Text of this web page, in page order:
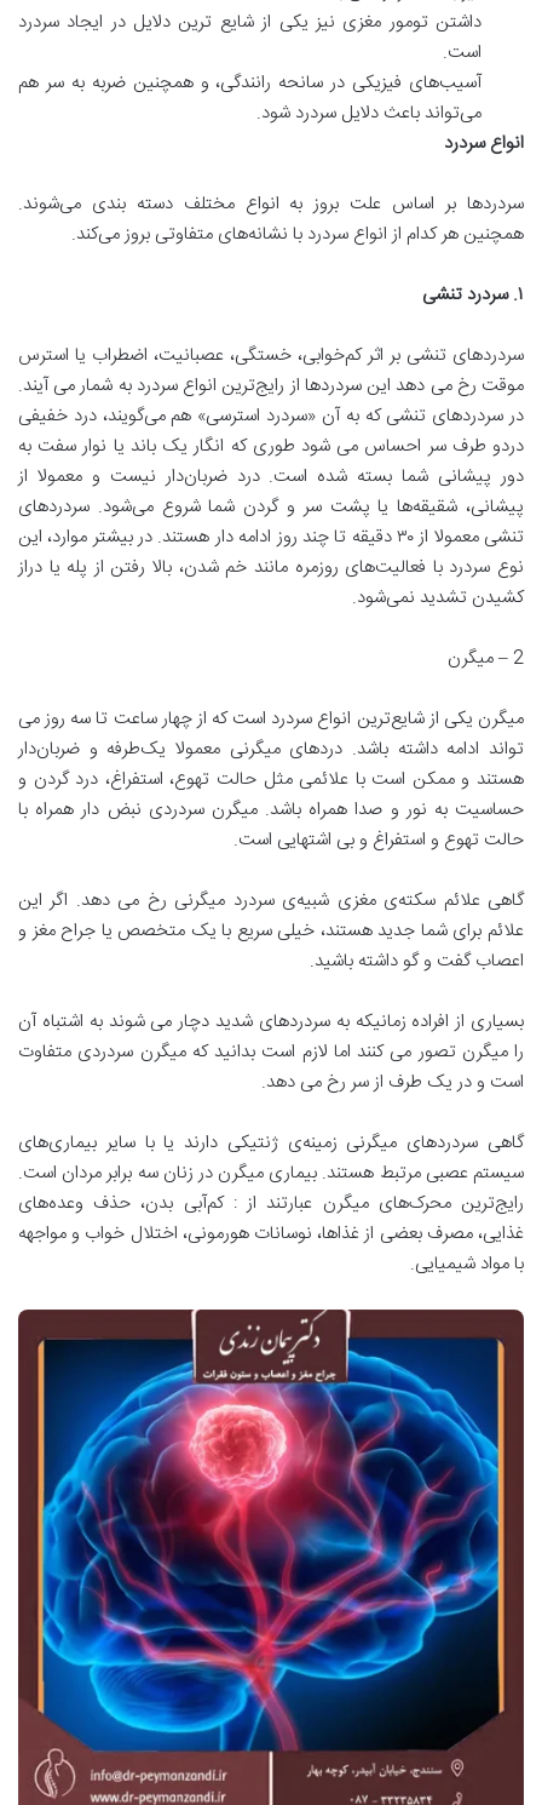
داشتن تومور مغزی نیز یکی از شایع ترین دلایل در ایجاد سردرد
است.
آسیب‌های فیزیکی در سانحه رانندگی، و همچنین ضربه به سر هم
می‌تواند باعث دلایل سردرد شود.
انواع سردرد
سردردها بر اساس علت بروز به انواع مختلف دسته بندی می‌شوند.
همچنین هر کدام از انواع سردرد با نشانه‌های متفاوتی بروز می‌کند.
۱. سردرد تنشی
سردردهای تنشی بر اثر کم‌خوابی، خستگی، عصبانیت، اضطراب یا استرس
موقت رخ می دهد این سردردها از رایج‌ترین انواع سردرد به شمار می آیند.
در سردردهای تنشی که به آن «سردرد استرسی» هم می‌گویند، درد خفیفی
دردو طرف سر احساس می شود طوری که انگار یک باند یا نوار سفت به
دور پیشانی شما بسته شده است. درد ضربان‌دار نیست و معمولا از
پیشانی، شقیقه‌ها یا پشت سر و گردن شما شروع می‌شود. سردردهای
تنشی معمولا از ۳۰ دقیقه تا چند روز ادامه دار هستند. در بیشتر موارد، این
نوع سردرد با فعالیت‌های روزمره مانند خم شدن، بالا رفتن از پله یا دراز
کشیدن تشدید نمی‌شود.
2 – میگرن
میگرن یکی از شایع‌ترین انواع سردرد است که از چهار ساعت تا سه روز می
تواند ادامه داشته باشد. دردهای میگرنی معمولا یک‌طرفه و ضربان‌دار
هستند و ممکن است با علائمی مثل حالت تهوع، استفراغ، درد گردن و
حساسیت به نور و صدا همراه باشد. میگرن سردردی نبض دار همراه با
حالت تهوع و استفراغ و بی اشتهایی است.
گاهی علائم سکته‌ی مغزی شبیه‌ی سردرد میگرنی رخ می دهد. اگر این
علائم برای شما جدید هستند، خیلی سریع با یک متخصص یا جراح مغز و
اعصاب گفت و گو داشته باشید.
بسیاری از افراده زمانیکه به سردردهای شدید دچار می شوند به اشتباه آن
را میگرن تصور می کنند اما لازم است بدانید که میگرن سردردی متفاوت
است و در یک طرف از سر رخ می دهد.
گاهی سردردهای میگرنی زمینه‌ی ژنتیکی دارند یا با سایر بیماری‌های
سیستم عصبی مرتبط هستند. بیماری میگرن در زنان سه برابر مردان است.
رایج‌ترین محرک‌های میگرن عبارتند از : کم‌آبی بدن، حذف وعده‌های
غذایی، مصرف بعضی از غذاها، نوسانات هورمونی، اختلال خواب و مواجهه
با مواد شیمیایی.